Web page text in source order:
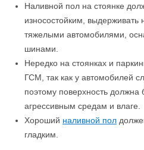
Наливной пол на стоянке
износостойким, выдерживать
тяжелыми автомобилями,
шинами.
Нередко на стоянках и
ГСМ, так как у автомобилей
поэтому поверхность должна
агрессивным средам и влаге.
Хороший наливной пол
гладким.